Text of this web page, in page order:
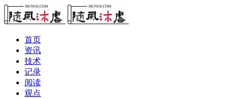
首页
资讯
技术
记录
阅读
观点